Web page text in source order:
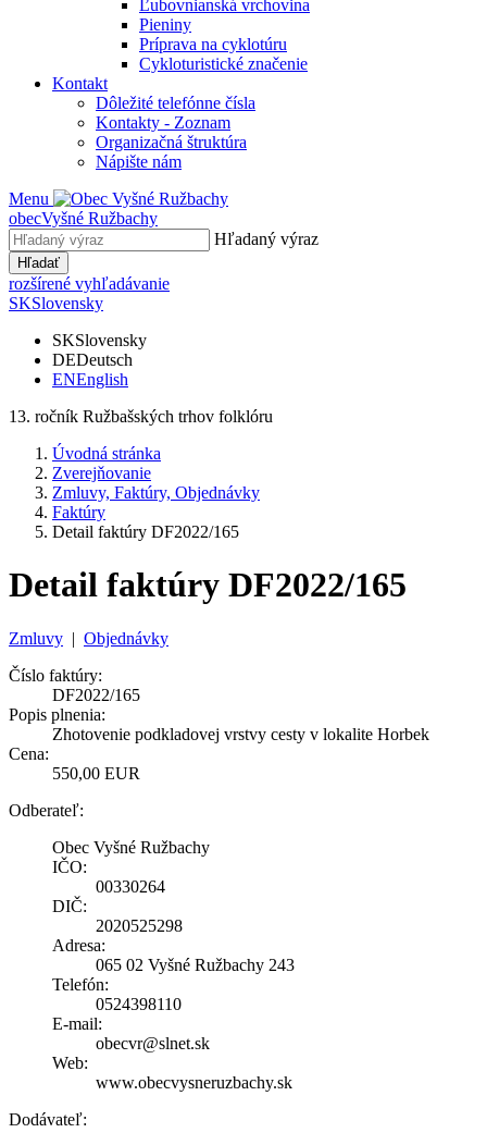
Ľubovnianská vrchovina
Pieniny
Príprava na cyklotúru
Cykloturistické značenie
Kontakt
Dôležité telefónne čísla
Kontakty - Zoznam
Organizačná štruktúra
Nápište nám
Menu
obecVyšné Ružbachy
Hľadaný výraz
Hľadať
rozšírené vyhľadávanie
SKSlovensky
SKSlovensky
DEDeutsch
ENEnglish
13. ročník Ružbašských trhov folklóru
Úvodná stránka
Zverejňovanie
Zmluvy, Faktúry, Objednávky
Faktúry
Detail faktúry DF2022/165
Detail faktúry DF2022/165
Zmluvy | Objednávky
Číslo faktúry:
DF2022/165
Popis plnenia:
Zhotovenie podkladovej vrstvy cesty v lokalite Horbek
Cena:
550,00 EUR
Odberateľ:
Obec Vyšné Ružbachy
IČO:
00330264
DIČ:
2020525298
Adresa:
065 02 Vyšné Ružbachy 243
Telefón:
0524398110
E-mail:
obecvr@slnet.sk
Web:
www.obecvysneruzbachy.sk
Dodávateľ: